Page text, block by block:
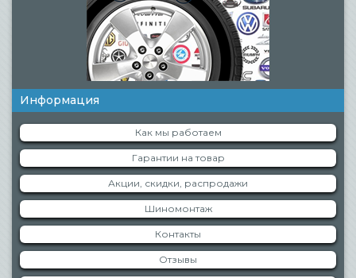
Информация
Как мы работаем
Гарантии на товар
Акции, скидки, распродажи
Шиномонтаж
Контакты
Отзывы